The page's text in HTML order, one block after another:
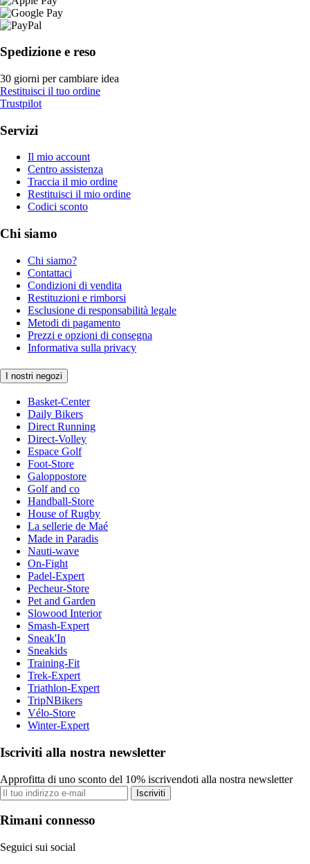
Spedizione e reso
30 giorni per cambiare idea
Restituisci il tuo ordine
Trustpilot
Servizi
Il mio account
Centro assistenza
Traccia il mio ordine
Restituisci il mio ordine
Codici sconto
Chi siamo
Chi siamo?
Contattaci
Condizioni di vendita
Restituzioni e rimborsi
Esclusione di responsabilità legale
Metodi di pagamento
Prezzi e opzioni di consegna
Informativa sulla privacy
I nostri negozi
Basket-Center
Daily Bikers
Direct Running
Direct-Volley
Espace Golf
Foot-Store
Galoppostore
Golf and co
Handball-Store
House of Rugby
La sellerie de Maé
Made in Paradis
Nauti-wave
On-Fight
Padel-Expert
Pecheur-Store
Pet and Garden
Slowood Interior
Smash-Expert
Sneak'In
Sneakids
Training-Fit
Trek-Expert
Triathlon-Expert
TripNBikers
Vélo-Store
Winter-Expert
Iscriviti alla nostra newsletter
Approfitta di uno sconto del 10% iscrivendoti alla nostra newsletter
Iscriviti
Rimani connesso
Seguici sui social